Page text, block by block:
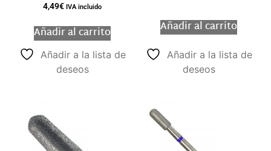
4,49€ IVA incluido
Añadir al carrito
Añadir a la lista de
deseos
Añadir al carrito
Añadir a la lista de
deseos